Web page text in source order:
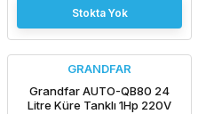
Stokta Yok
GRANDFAR
Grandfar AUTO-QB80 24
Litre Küre Tanklı 1Hp 220V